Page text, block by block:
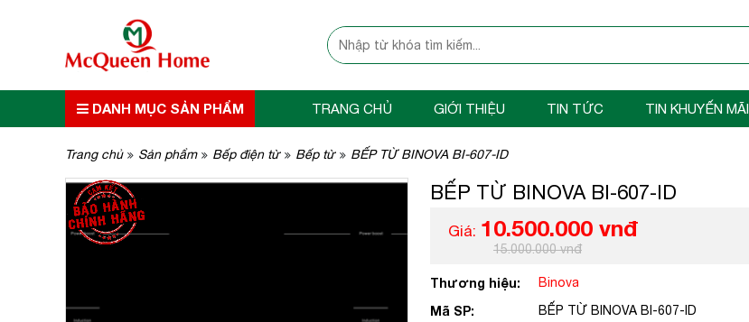
DANH MỤC SẢN PHẨM TRANG CHỦ GIỚI THIỆU TIN TỨC TIN KHUYẾN MÃI
Trang chủ Sản phẩm Bếp điện từ Bếp từ BẾP TỪ BINOVA BI-607-ID
BẾP TỪ BINOVA BI-607-ID
Giá: 10.500.000 vnđ
15.000.000 vnđ
Thương hiệu: Binova
Mã SP: BẾP TỪ BINOVA BI-607-ID